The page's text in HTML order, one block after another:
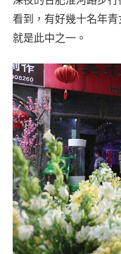
看到，有好幾十名年
就是此中之一。